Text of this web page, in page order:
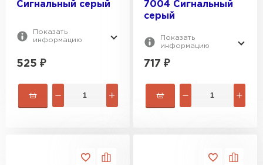
Сигнальный серый
Показать
информацию
525 ₽
7004 Сигнальный
серый
Показать
информацию
717 ₽